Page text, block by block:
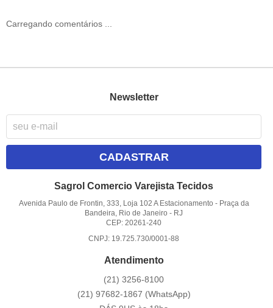
Carregando comentários ...
Newsletter
CADASTRAR
Sagrol Comercio Varejista Tecidos
Avenida Paulo de Frontin, 333, Loja 102 A Estacionamento - Praça da
Bandeira, Rio de Janeiro - RJ
CEP: 20261-240
CNPJ: 19.725.730/0001-88
Atendimento
(21) 3256-8100
(21) 97682-1867 (WhatsApp)